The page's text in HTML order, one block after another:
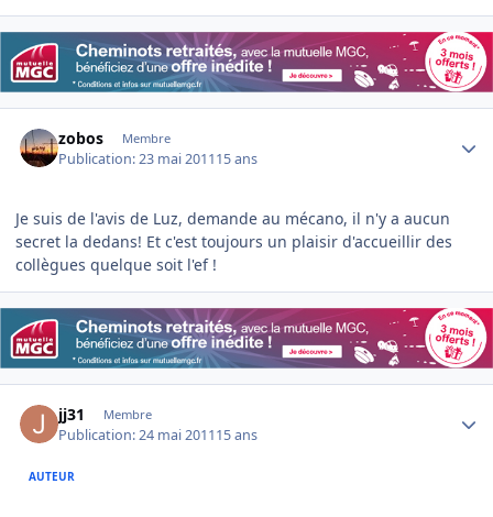
zobos Membre
Publication:23 mai 201115 ans
Je suis de l'avis de Luz, demande au mécano, il n'y a aucun
secret la dedans! Et c'est toujours un plaisir d'accueillir des
collègues quelque soit l'ef !
jj31 Membre
Publication:24 mai 201115 ans
AUTEUR